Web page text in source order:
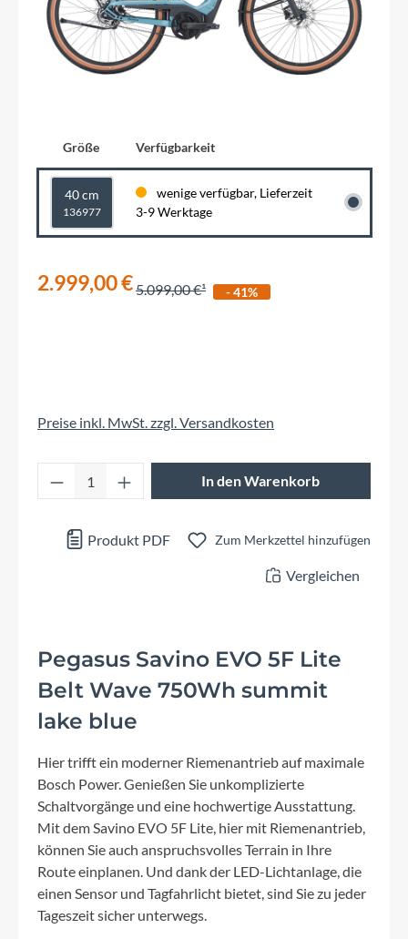
Größe Verfügbarkeit
40 cm
136977
wenige verfügbar, Lieferzeit
3-9 Werktage
2.999,00 €5.099,00 € - 41%
Preise inkl. MwSt. zzgl. Versandkosten
Produkt Anzahl: Gib den gewünschten
In den Warenkorb
Produkt PDF Zum Merkzettel hinzufügen
Vergleichen
Pegasus Savino EVO 5F Lite
Belt Wave 750Wh summit
lake blue
Hier trifft ein moderner Riemenantrieb auf maximale
Bosch Power. Genießen Sie unkomplizierte
Schaltvorgänge und eine hochwertige Ausstattung.
Mit dem Savino EVO 5F Lite, hier mit Riemenantrieb,
können Sie auch anspruchsvolles Terrain in Ihre
Route einplanen. Und dank der LED-Lichtanlage, die
einen Sensor und Tagfahrlicht bietet, sind Sie zu jeder
Tageszeit sicher unterwegs.